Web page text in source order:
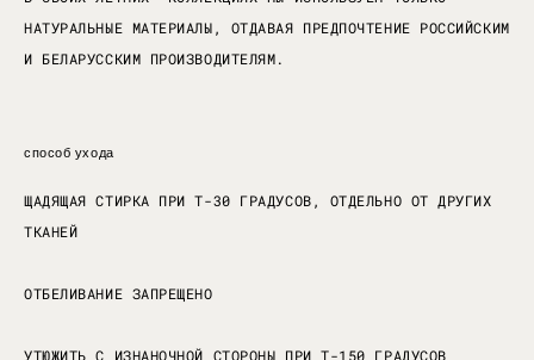
НАТУРАЛЬНЫЕ МАТЕРИАЛЫ, ОТДАВАЯ ПРЕДПОЧТЕНИЕ РОССИЙСКИМ
И БЕЛАРУССКИМ ПРОИЗВОДИТЕЛЯМ.
способ ухода
ЩАДЯЩАЯ СТИРКА ПРИ Т-30 ГРАДУСОВ, ОТДЕЛЬНО ОТ ДРУГИХ
ТКАНЕЙ
ОТБЕЛИВАНИЕ ЗАПРЕЩЕНО
УТЮЖИТЬ С ИЗНАНОЧНОЙ СТОРОНЫ ПРИ Т-150 ГРАДУСОВ